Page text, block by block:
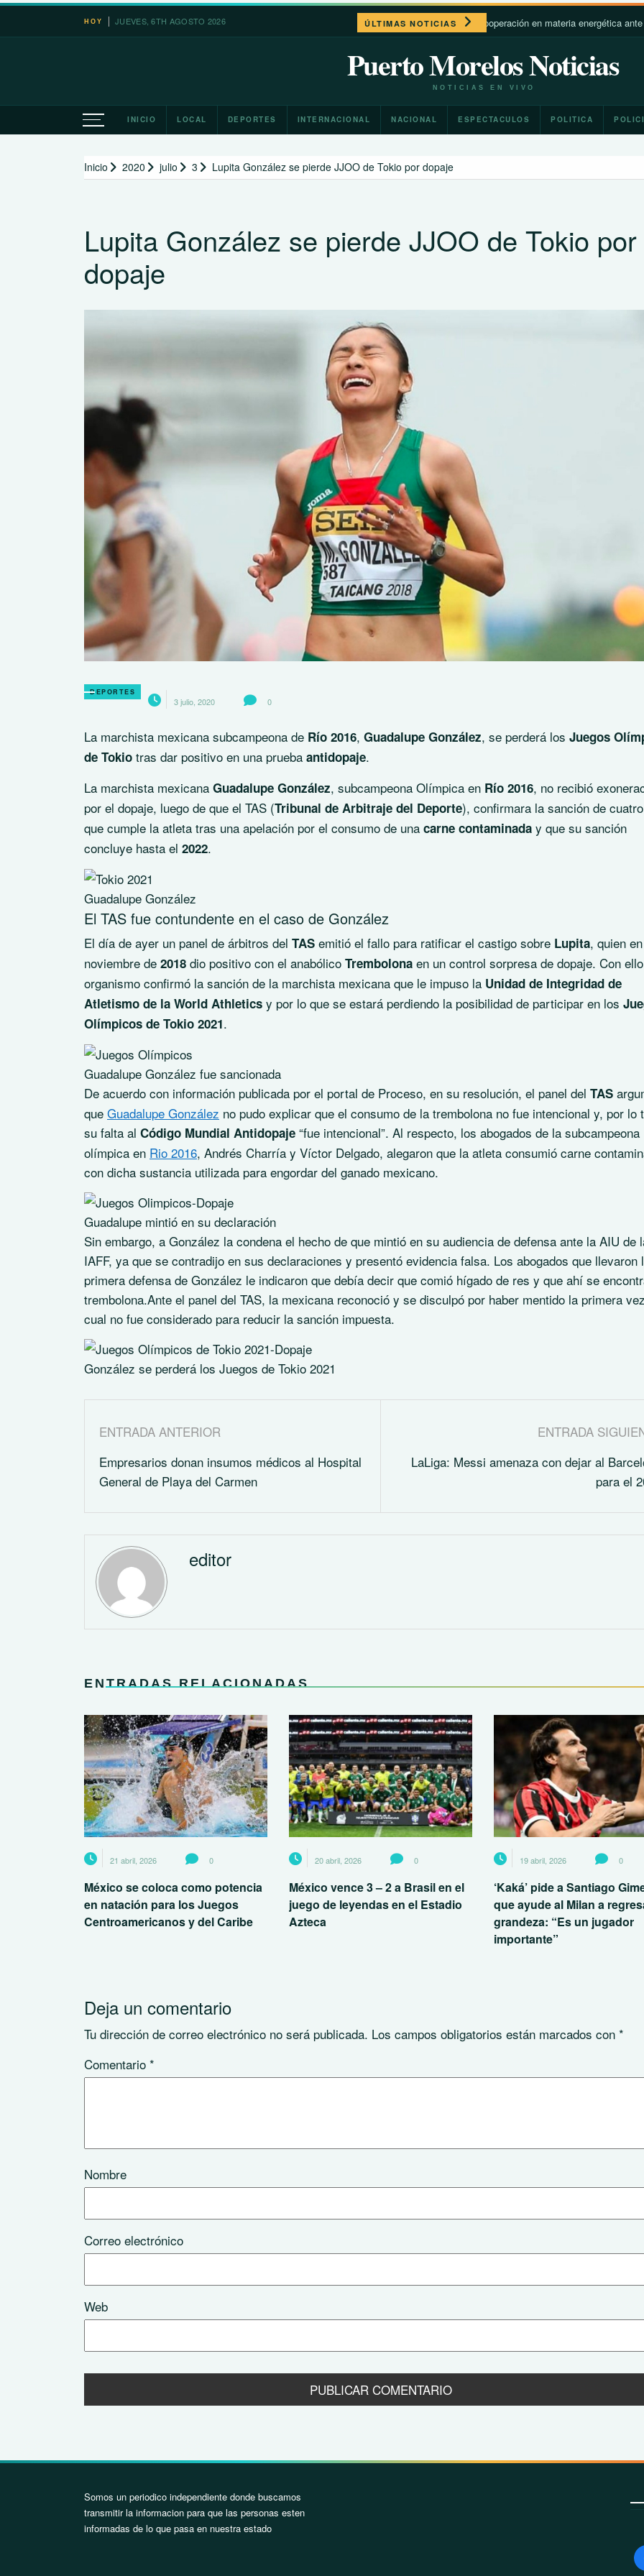
Saltar
HOY JUEVES, 6TH AGOSTO 2026 ÚLTIMAS NOTICIAS
Japón y México promoverán la cooperación en materia energética ante la guerra de
Puerto Morelos Noticias
NOTICIAS EN VIVO
INICIO LOCAL DEPORTES INTERNACIONAL NACIONAL ESPECTACULOS POLITICA
Inicio 2020 julio 3 Lupita González se pierde JJOO de Tokio por dopaje
Lupita González se pierde JJOO de Tokio por
dopaje
DEPORTES
3 julio, 2020 0
La marchista mexicana subcampeona de Río 2016, Guadalupe González, se perderá los Juegos
de Tokio tras dar positivo en una prueba antidopaje.
La marchista mexicana Guadalupe González, subcampeona Olímpica en Río 2016, no recibió
por el dopaje, luego de que el TAS (Tribunal de Arbitraje del Deporte), confirmara la sanción de
que cumple la atleta tras una apelación por el consumo de una carne contaminada y que su sanción
concluye hasta el 2022.
Guadalupe González
El TAS fue contundente en el caso de González
El día de ayer un panel de árbitros del TAS emitió el fallo para ratificar el castigo sobre Lupita, quien en
noviembre de 2018 dio positivo con el anabólico Trembolona en un control sorpresa de dopaje. Con
organismo confirmó la sanción de la marchista mexicana que le impuso la Unidad de Integridad de
Atletismo de la World Athletics y por lo que se estará perdiendo la posibilidad de participar en los
Olímpicos de Tokio 2021.
Guadalupe González fue sancionada
De acuerdo con información publicada por el portal de Proceso, en su resolución, el panel del TAS
que Guadalupe González no pudo explicar que el consumo de la trembolona no fue intencional y, por lo
su falta al Código Mundial Antidopaje “fue intencional”. Al respecto, los abogados de la subcampeona
olímpica en Rio 2016, Andrés Charría y Víctor Delgado, alegaron que la atleta consumió carne
con dicha sustancia utilizada para engordar del ganado mexicano.
Guadalupe mintió en su declaración
Sin embargo, a González la condena el hecho de que mintió en su audiencia de defensa ante la AIU de
IAFF, ya que se contradijo en sus declaraciones y presentó evidencia falsa. Los abogados que llevaron
primera defensa de González le indicaron que debía decir que comió hígado de res y que ahí se
trembolona.Ante el panel del TAS, la mexicana reconoció y se disculpó por haber mentido la primera
cual no fue considerado para reducir la sanción impuesta.
González se perderá los Juegos de Tokio 2021
ENTRADA ANTERIOR
Empresarios donan insumos médicos al Hospital
General de Playa del Carmen
ENTRADA
LaLiga: Messi amenaza con dejar al
para el
editor
ENTRADAS RELACIONADAS
21 abril, 2026 0
México se coloca como potencia
en natación para los Juegos
Centroamericanos y del Caribe
20 abril, 2026 0
México vence 3 – 2 a Brasil en el
juego de leyendas en el Estadio
Azteca
19 abril, 2026 0
‘Kaká’ pide a Santiago
que ayude al Milan a
grandeza: “Es un jugador
importante”
Deja un comentario
Tu dirección de correo electrónico no será publicada. Los campos obligatorios están marcados con *
Comentario *
Nombre
Correo electrónico
Web
Somos un periodico independiente donde buscamos
transmitir la informacion para que las personas esten
informadas de lo que pasa en nuestra estado